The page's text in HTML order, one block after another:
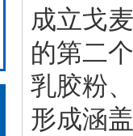
成立戈
的第二
乳胶粉
形成涵